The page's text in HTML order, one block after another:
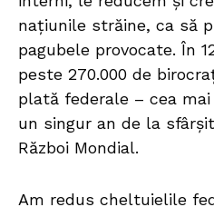
națiunile străine, ca să
pagubele provocate. În
peste 270.000 de
plată federale – cea
un singur an de la
Război Mondial.
Am redus cheltuielile